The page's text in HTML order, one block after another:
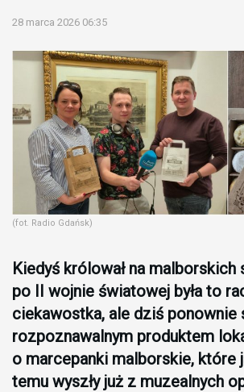
28 marca 2026 06:35
(fot. Radio Gdańsk)
Kiedyś królował na malborskich
po II wojnie światowej była to
ciekawostka, ale dziś ponownie
rozpoznawalnym produktem
o marcepanki malborskie, które
temu wyszły już z muzealnych